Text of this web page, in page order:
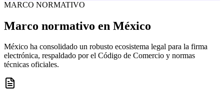
MARCO NORMATIVO
Marco normativo en México
México ha consolidado un robusto ecosistema legal para la firma
electrónica, respaldado por el Código de Comercio y normas
técnicas oficiales.